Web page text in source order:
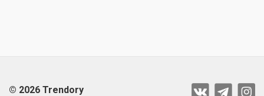
© 2026 Trendory